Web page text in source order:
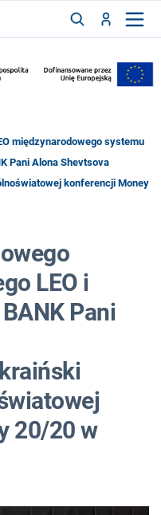
międzynarodowego systemu
Pani Alona Shevtsova
konferencji Money
LEO i
Pani
20/20 w